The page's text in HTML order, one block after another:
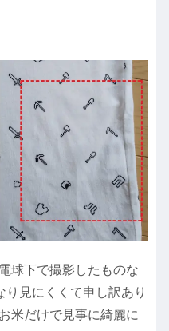
球下で撮影したものな
見にくくて申し訳あり
米だけで見事に綺麗に